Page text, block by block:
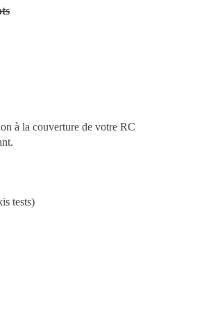
à la couverture de votre RC
tests)